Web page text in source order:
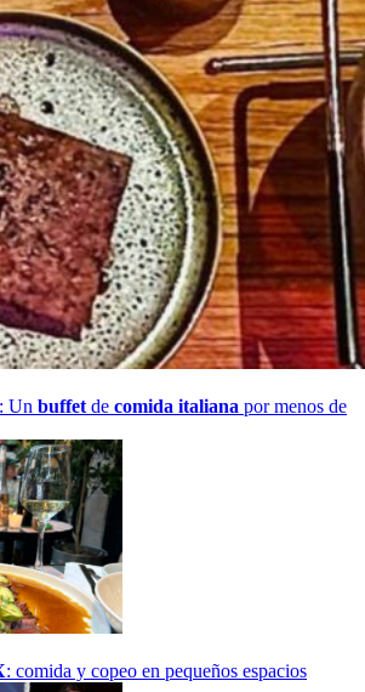
: Un buffet de comida italiana por menos de
: comida y copeo en pequeños espacios